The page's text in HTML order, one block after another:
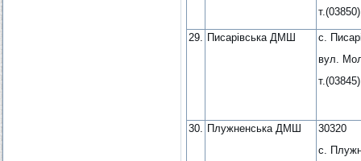
29. Писарівська ДМШ
с.
вул.
30. Плужненська ДМШ
30320
с.